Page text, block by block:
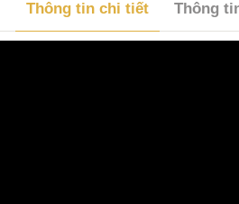
Thông tin chi tiết Thông